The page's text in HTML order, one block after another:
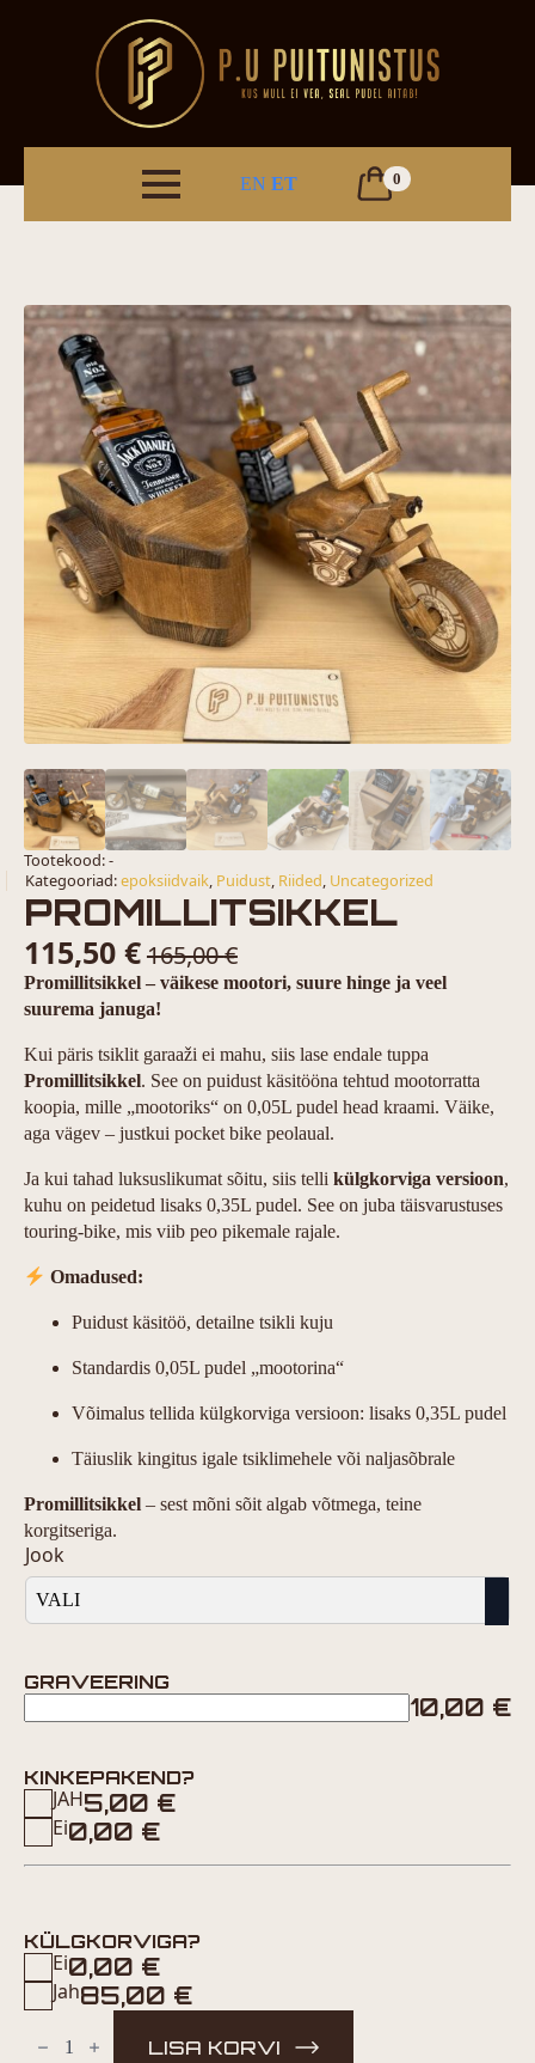
EN ET 0
Tootekood:-
Kategooriad:epoksiidvaik, Puidust, Riided, Uncategorized
PROMILLITSIKKEL
165,00€
115,50 €
Promillitsikkel – väikese mootori, suure hinge ja veel
suurema januga!
Kui päris tsiklit garaaži ei mahu, siis lase endale tuppa
Promillitsikkel. See on puidust käsitööna tehtud mootorratta
koopia, mille „mootoriks“ on 0,05L pudel head kraami. Väike,
aga vägev – justkui pocket bike peolaual.
Ja kui tahad luksuslikumat sõitu, siis telli külgkorviga versioon,
kuhu on peidetud lisaks 0,35L pudel. See on juba täisvarustuses
touring-bike, mis viib peo pikemale rajale.
Omadused:
Puidust käsitöö, detailne tsikli kuju
Standardis 0,05L pudel „mootorina“
Võimalus tellida külgkorviga versioon: lisaks 0,35L pudel
Täiuslik kingitus igale tsiklimehele või naljasõbrale
Promillitsikkel – sest mõni sõit algab võtmega, teine
korgitseriga.
Jook
GRAVEERING
10,00 €
KINKEPAKEND?
JAH5,00 €
Ei0,00 €
KÜLGKORVIGA?
Ei0,00 €
Jah85,00 €
PROMILLITSIKKEL
kogus LISA KORVI